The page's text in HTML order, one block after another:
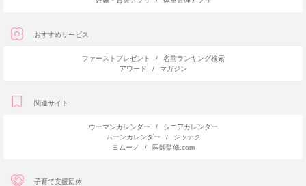
おすすめサービス
ファーストプレゼント /
名前ランキング検索
アワード
/ マガジン
関連サイト
ウーマンカレンダー /
シニアカレンダー
ムーンカレンダー
/
シッテク
ヨムーノ
/ 医師監修.com
子育て支援団体